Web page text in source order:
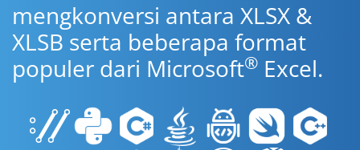
mengkonversi antara XLSX &
XLSB serta beberapa format
populer dari Microsoft® Excel.